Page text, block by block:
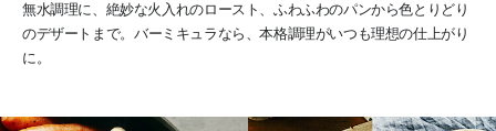
無水調理に、絶妙な火入れのロースト、ふわふわのパンから色とりどり
のデザートまで。 バーミキュラなら、本格調理がいつも理想の仕上がり
に。